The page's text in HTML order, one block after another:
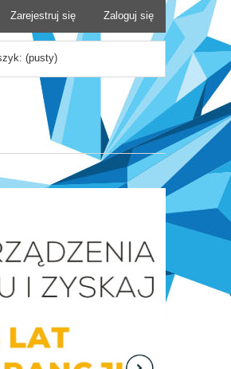
Zarejestruj się Zaloguj się
(pusty)